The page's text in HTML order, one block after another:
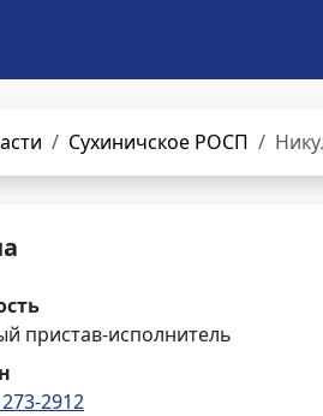
Сухиничское РОСП
пристав-исполнитель
2912